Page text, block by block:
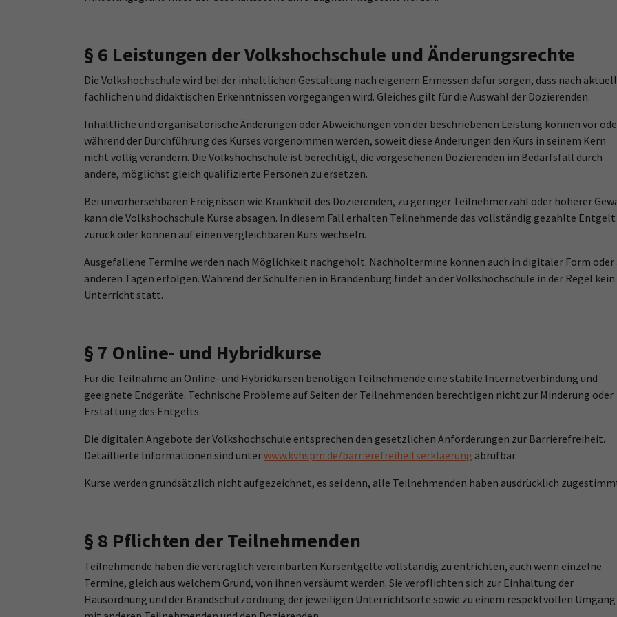
§ 6 Leistungen der Volkshochschule und Änderungsrechte
Die Volkshochschule wird bei der inhaltlichen Gestaltung nach eigenem Ermessen dafür sorgen, dass nach
fachlichen und didaktischen Erkenntnissen vorgegangen wird. Gleiches gilt für die Auswahl der Dozierenden.
Inhaltliche und organisatorische Änderungen oder Abweichungen von der beschriebenen Leistung können vor
während der Durchführung des Kurses vorgenommen werden, soweit diese Änderungen den Kurs in seinem Kern
nicht völlig verändern. Die Volkshochschule ist berechtigt, die vorgesehenen Dozierenden im Bedarfsfall durch
andere, möglichst gleich qualifizierte Personen zu ersetzen.
Bei unvorhersehbaren Ereignissen wie Krankheit des Dozierenden, zu geringer Teilnehmerzahl oder höherer
kann die Volkshochschule Kurse absagen. In diesem Fall erhalten Teilnehmende das vollständig gezahlte Entgelt
zurück oder können auf einen vergleichbaren Kurs wechseln.
Ausgefallene Termine werden nach Möglichkeit nachgeholt. Nachholtermine können auch in digitaler Form oder
anderen Tagen erfolgen. Während der Schulferien in Brandenburg findet an der Volkshochschule in der Regel kein
Unterricht statt.
§ 7 Online- und Hybridkurse
Für die Teilnahme an Online- und Hybridkursen benötigen Teilnehmende eine stabile Internetverbindung und
geeignete Endgeräte. Technische Probleme auf Seiten der Teilnehmenden berechtigen nicht zur Minderung oder
Erstattung des Entgelts.
Die digitalen Angebote der Volkshochschule entsprechen den gesetzlichen Anforderungen zur Barrierefreiheit.
Detaillierte Informationen sind unterwww.kvhspm.de/barrierefreiheitserklaerung abrufbar.
Kurse werden grundsätzlich nicht aufgezeichnet, es sei denn, alle Teilnehmenden haben ausdrücklich
§ 8 Pflichten der Teilnehmenden
Teilnehmende haben die vertraglich vereinbarten Kursentgelte vollständig zu entrichten, auch wenn einzelne
Termine, gleich aus welchem Grund, von ihnen versäumt werden. Sie verpflichten sich zur Einhaltung der
Hausordnung und der Brandschutzordnung der jeweiligen Unterrichtsorte sowie zu einem respektvollen Umgang